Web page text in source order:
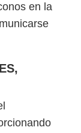
en la